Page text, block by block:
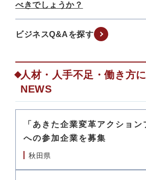
べきでしょうか？
ビジネスQ&Aを探す
人材・人手不足・働き方
NEWS
「あきた企業変革アクション
への参加企業を募集
秋田県